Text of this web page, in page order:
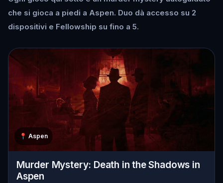
che si gioca a piedi a Aspen. Duo dà accesso su 2
dispositivi e Fellowship su fino a 5.
📍 Aspen
Murder Mystery: Death in the Shadows in
Aspen